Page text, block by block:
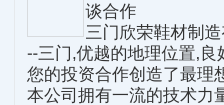
谈合作
三门欣荣鞋材制
--三门,优越的地理位置,
您的投资合作创造了最理
本公司拥有一流的技术力